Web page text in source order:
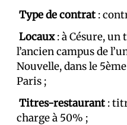
Type de contrat :
Locaux: à Césure, un
l’ancien campus de
Nouvelle, dans le
Paris ;
Titres-restaurant :
charge à 50% ;